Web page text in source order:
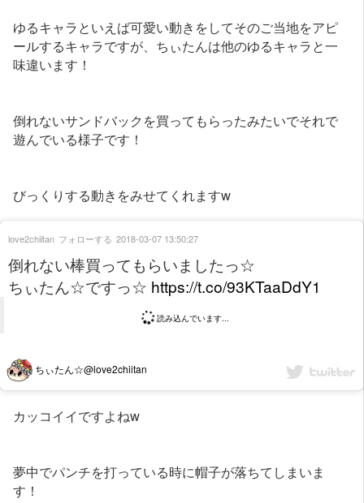
ゆるキャラといえば可愛い動きをしてそのご当地をアピ
ールするキャラですが、ちぃたんは他のゆるキャラと一
味違います！
倒れないサンドバックを買ってもらったみたいでそれで
遊んでいる様子です！
びっくりする動きをみせてくれますw
倒れない棒買ってもらいましたっ☆
ちぃたん☆ですっ☆ https://t.co/93KTaaDdY1
読み込んでいます...
ちぃたん☆@love2chiitan
love2chiitan フォローする 2018-03-07 13:50:27
カッコイイですよねw
夢中でパンチを打っている時に帽子が落ちてしまいま
す！